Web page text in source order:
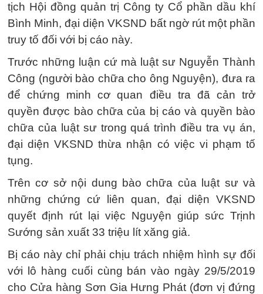
tịch Hội đồng quản trị Công ty Cổ phần dầu khí
Bình Minh, đại diện VKSND bất ngờ rút một phần
truy tố đối với bị cáo này.
Trước những luận cứ mà luật sư Nguyễn Thành
Công (người bào chữa cho ông Nguyện), đưa ra
để chứng minh cơ quan điều tra đã cản trở
quyền được bào chữa của bị cáo và quyền bào
chữa của luật sư trong quá trình điều tra vụ án,
đại diện VKSND thừa nhận có việc vi phạm tố
tụng.
Trên cơ sở nội dung bào chữa của luật sư và
những chứng cứ liên quan, đại diện VKSND
quyết định rút lại việc Nguyện giúp sức Trịnh
Sướng sản xuất 33 triệu lít xăng giả.
Bị cáo này chỉ phải chịu trách nhiệm hình sự đối
với lô hàng cuối cùng bán vào ngày 29/5/2019
cho Cửa hàng Sơn Gia Hưng Phát (đơn vị đứng